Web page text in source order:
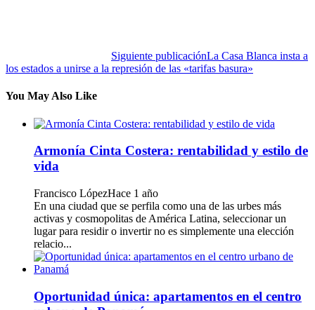
Siguiente publicaciónLa Casa Blanca insta a
los estados a unirse a la represión de las «tarifas basura»
You May Also Like
Armonía Cinta Costera: rentabilidad y estilo de
vida
Francisco LópezHace 1 año
En una ciudad que se perfila como una de las urbes más
activas y cosmopolitas de América Latina, seleccionar un
lugar para residir o invertir no es simplemente una elección
relacio...
Oportunidad única: apartamentos en el centro